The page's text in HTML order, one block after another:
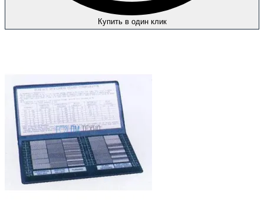
Купить в один клик